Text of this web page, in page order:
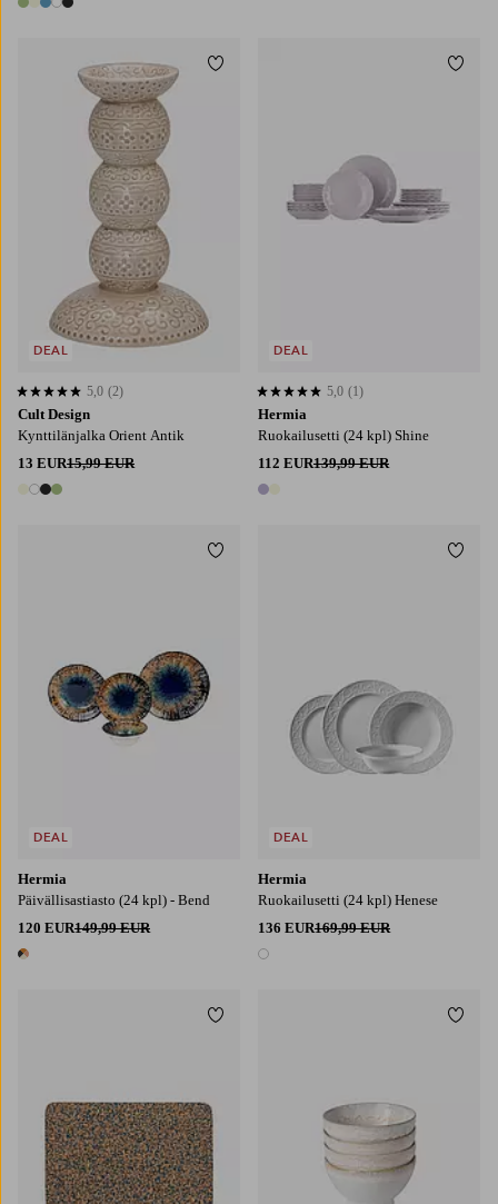
5 värejä
Cult Design
Kynttilänjalka Orient Antik
13 EUR15,99 EUR
4 värejä
5,0 perustuen 2 arvosanaan
5,0 (2)
DEAL
Lisää suosikkeihin
Hermia
Ruokailusetti (24 kpl) Shine
112 EUR139,99 EUR
2 värejä
5,0 perustuen 1 arvosanaan
5,0 (1)
DEAL
Hermia
Päivällisastiasto (24 kpl) - Bend
120 EUR149,99 EUR
1 väri
DEAL
Lisää suosikkeihin
Hermia
Ruokailusetti (24 kpl) Henese
136 EUR169,99 EUR
1 väri
DEAL
Lisää suosikkeihin